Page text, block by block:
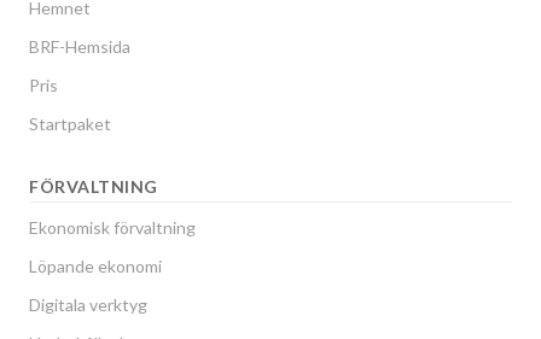
Hemnet
BRF-Hemsida
Pris
Startpaket
FÖRVALTNING
Ekonomisk förvaltning
Löpande ekonomi
Digitala verktyg